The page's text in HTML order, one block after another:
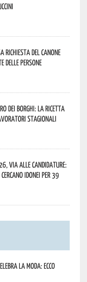
richiesta del canone
delle persone
dei borghi: la ricetta
stagionali
via alle candidature:
idonei per 39
la moda: ecco